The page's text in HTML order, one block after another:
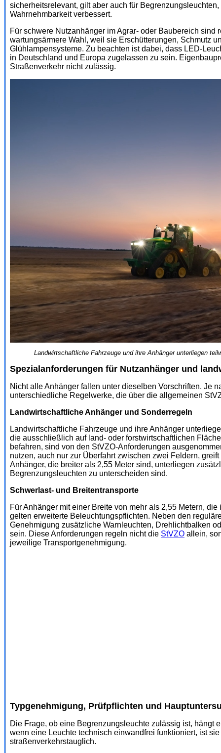
sicherheitsrelevant, gilt aber auch für
Wahrnehmbarkeit verbessert.
Für schwere Nutzanhänger im Agrar- oder Baubereich sind
wartungsärmere Wahl, weil sie Erschütterungen, Schmutz
Glühlampensysteme. Zu beachten ist dabei, dass LED-
in Deutschland und Europa zugelassen zu sein.
Straßenverkehr nicht zulässig.
Landwirtschaftliche Fahrzeuge und ihre Anhänger unterliegen
Spezialanforderungen für Nutzanhänger und
Nicht alle Anhänger fallen unter dieselben Vorschriften. Je
unterschiedliche Regelwerke, die über die allgemeinen
Landwirtschaftliche Anhänger und Sonderregeln
Landwirtschaftliche Fahrzeuge und ihre Anhänger
die ausschließlich auf land- oder forstwirtschaftlichen
befahren, sind von den StVZO-Anforderungen
nutzen, auch nur zur Überfahrt zwischen zwei Feldern,
Anhänger, die breiter als 2,55 Meter sind, unterliegen
Begrenzungsleuchten zu unterscheiden sind.
Schwerlast- und Breitentransporte
Für Anhänger mit einer Breite von mehr als 2,55 Metern,
gelten erweiterte Beleuchtungspflichten. Neben den
Genehmigung zusätzliche Warnleuchten, Drehlichtbalken
sein. Diese Anforderungen regeln nicht die StVZO allein,
jeweilige Transportgenehmigung.
Typgenehmigung, Prüfpflichten und
Die Frage, ob eine Begrenzungsleuchte zulässig ist, hängt
wenn eine Leuchte technisch einwandfrei funktioniert, ist
straßenverkehrstauglich.